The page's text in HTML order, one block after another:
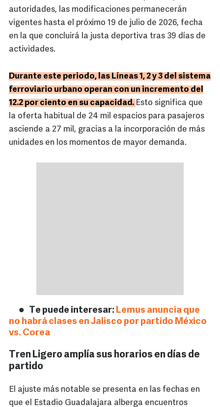
autoridades, las modificaciones permanecerán
vigentes hasta el próximo 19 de julio de 2026, fecha
en la que concluirá la justa deportiva tras 39 días de
actividades.
Durante este periodo, las Líneas 1, 2 y 3 del sistema
ferroviario urbano operan con un incremento del
12.2 por ciento en su capacidad. Esto significa que
la oferta habitual de 24 mil espacios para pasajeros
asciende a 27 mil, gracias a la incorporación de más
unidades en los momentos de mayor demanda.
Te puede interesar: Lemus anuncia que
no habrá clases en Jalisco por partido México
vs. Corea
Tren Ligero amplía sus horarios en días de
partido
El ajuste más notable se presenta en las fechas en
que el Estadio Guadalajara alberga encuentros